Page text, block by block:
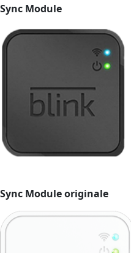
Sync Module
Sync Module originale